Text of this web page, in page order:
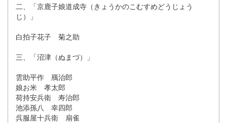
二、「京鹿子娘道成寺（きょうかのこむすめどうじょう
じ）」
白拍子花子 菊之助
三、「沼津（ぬまづ）」
雲助平作 鴈治郎
娘お米 孝太郎
荷持安兵衛 寿治郎
池添孫八 幸四郎
呉服屋十兵衛 扇雀